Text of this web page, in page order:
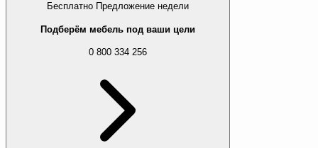
Бесплатно Предложение недели
Подберём мебель под ваши цели
0 800 334 256